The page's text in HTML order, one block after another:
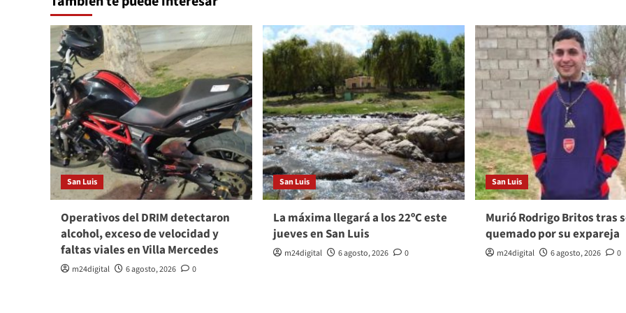
San Luis
Operativos del DRIM detectaron
alcohol, exceso de velocidad y
faltas viales en Villa Mercedes
m24digital 6 agosto, 2026 0
San Luis
La máxima llegará a los 22ºC este
jueves en San Luis
m24digital 6 agosto, 2026 0
San Luis
Murió Rodrigo Britos tras
quemado por su expareja
m24digital 6 agosto, 2026 0